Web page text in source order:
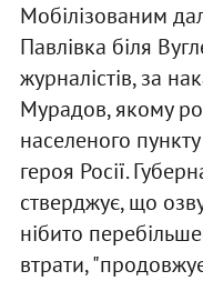
Мобілізованим
Павлівка біля
журналістів, за
Мурадов, якому
населеного
героя Росії.
стверджує, що
нібито
втрати,